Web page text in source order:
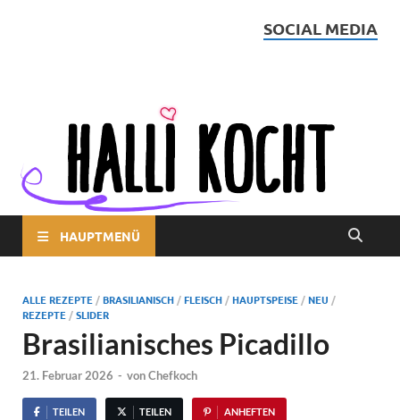
SOCIAL MEDIA
HAUPTMENÜ
ALLE REZEPTE /BRASILIANISCH /FLEISCH /HAUPTSPEISE /NEU /
REZEPTE /SLIDER
Brasilianisches Picadillo
21. Februar 2026 - vonChefkoch
TEILEN TEILEN ANHEFTEN